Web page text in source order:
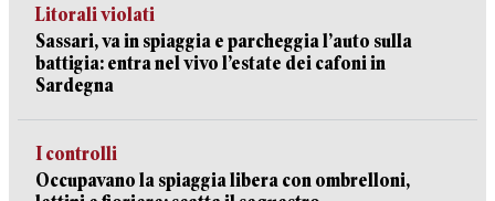
Litorali violati
Sassari, va in spiaggia e parcheggia l’auto sulla
battigia: entra nel vivo l’estate dei cafoni in
Sardegna
I controlli
Occupavano la spiaggia libera con ombrelloni,